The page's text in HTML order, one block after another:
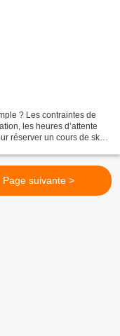
? Les contraintes de
les heures d’attente
réserver un cours de ski.
Page suivante >